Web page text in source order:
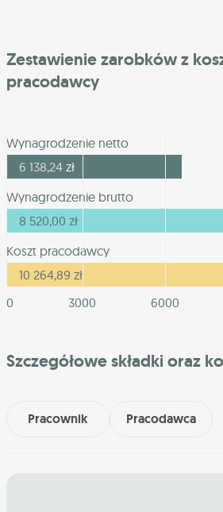
Zestawienie zarobków z
pracodawcy
Wynagrodzenie netto
6 138,24 zł
Wynagrodzenie brutto
8 520,00 zł
Koszt pracodawcy
10 264,89 zł
0
3000 6000
Szczegółowe składki oraz
Pracownik Pracodawca